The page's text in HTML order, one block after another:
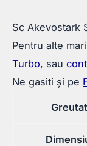
Sc Akevostark
Pentru alte
Turbo, sau
Ne gasiti și pe